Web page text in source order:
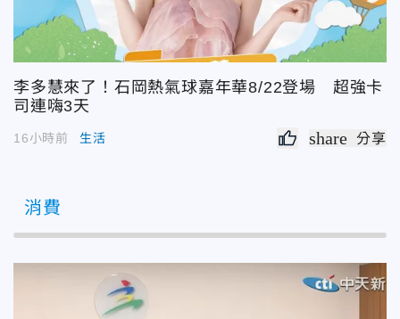
李多慧來了！石岡熱氣球嘉年華8/22登場 超強卡
司連嗨3天
16小時前 生活 share 分享
消費